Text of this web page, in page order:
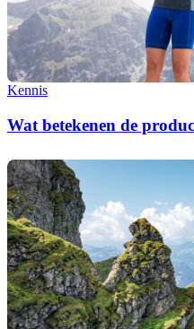
Kennis
Wat betekenen de